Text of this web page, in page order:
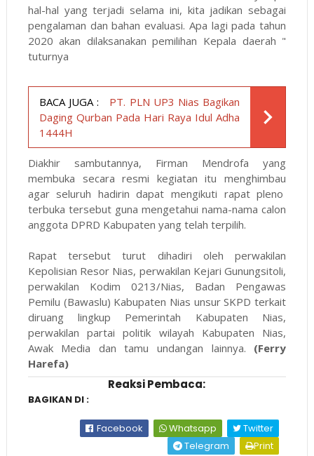
hal-hal yang terjadi selama ini, kita jadikan sebagai
pengalaman dan bahan evaluasi. Apa lagi pada tahun
2020 akan dilaksanakan pemilihan Kepala daerah "
tuturnya
BACA JUGA :
PT. PLN UP3 Nias Bagikan
Daging Qurban Pada Hari Raya Idul Adha
1444H
Diakhir sambutannya, Firman Mendrofa yang
membuka secara resmi kegiatan itu menghimbau
agar seluruh hadirin dapat mengikuti rapat pleno
terbuka tersebut guna mengetahui nama-nama calon
anggota DPRD Kabupaten yang telah terpilih.
Rapat tersebut turut dihadiri oleh perwakilan
Kepolisian Resor Nias, perwakilan Kejari Gunungsitoli,
perwakilan Kodim 0213/Nias, Badan Pengawas
Pemilu (Bawaslu) Kabupaten Nias unsur SKPD terkait
diruang lingkup Pemerintah Kabupaten Nias,
perwakilan partai politik wilayah Kabupaten Nias,
Awak Media dan tamu undangan lainnya. (Ferry
Harefa)
Reaksi Pembaca:
BAGIKAN DI :
Facebook Whatsapp
Twitter
Telegram
Print